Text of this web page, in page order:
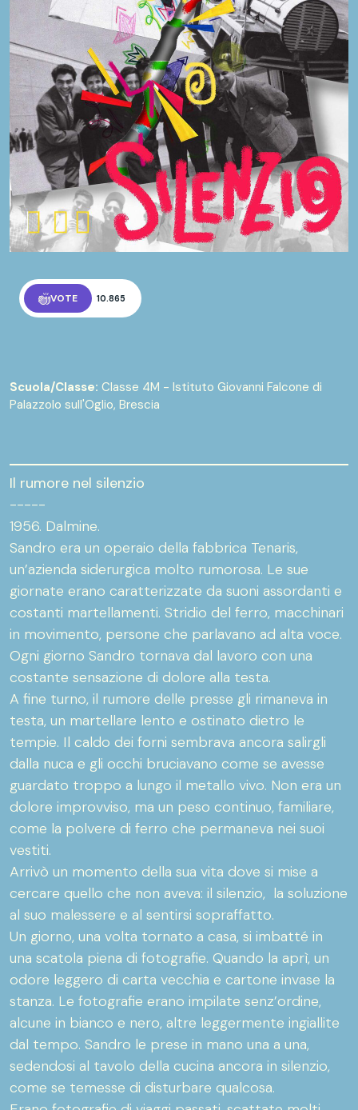
VOTE 10.865
Scuola/Classe: Classe 4M - Istituto Giovanni Falcone di
Palazzolo sull'Oglio, Brescia
Il rumore nel silenzio
-----
1956. Dalmine.
Sandro era un operaio della fabbrica Tenaris,
un’azienda siderurgica molto rumorosa. Le sue
giornate erano caratterizzate da suoni assordanti e
costanti martellamenti. Stridio del ferro, macchinari
in movimento, persone che parlavano ad alta voce.
Ogni giorno Sandro tornava dal lavoro con una
costante sensazione di dolore alla testa.
A fine turno, il rumore delle presse gli rimaneva in
testa, un martellare lento e ostinato dietro le
tempie. Il caldo dei forni sembrava ancora salirgli
dalla nuca e gli occhi bruciavano come se avesse
guardato troppo a lungo il metallo vivo. Non era un
dolore improvviso, ma un peso continuo, familiare,
come la polvere di ferro che permaneva nei suoi
vestiti.
Arrivò un momento della sua vita dove si mise a
cercare quello che non aveva: il silenzio, la soluzione
al suo malessere e al sentirsi sopraffatto.
Un giorno, una volta tornato a casa, si imbatté in
una scatola piena di fotografie. Quando la aprì, un
odore leggero di carta vecchia e cartone invase la
stanza. Le fotografie erano impilate senz’ordine,
alcune in bianco e nero, altre leggermente ingiallite
dal tempo. Sandro le prese in mano una a una,
sedendosi al tavolo della cucina ancora in silenzio,
come se temesse di disturbare qualcosa.